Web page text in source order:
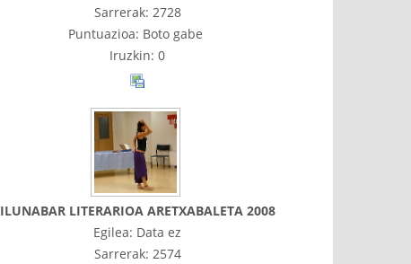
Sarrerak: 2728
Puntuazioa: Boto gabe
Iruzkin: 0
ILUNABAR LITERARIOA ARETXABALETA 2008
Egilea: Data ez
Sarrerak: 2574